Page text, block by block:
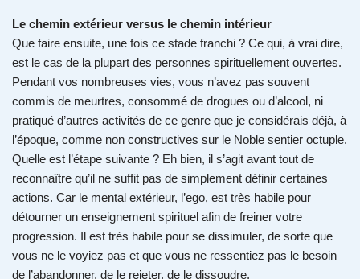
Le chemin extérieur versus le chemin intérieur
Que faire ensuite, une fois ce stade franchi ? Ce qui, à vrai dire,
est le cas de la plupart des personnes spirituellement ouvertes.
Pendant vos nombreuses vies, vous n’avez pas souvent
commis de meurtres, consommé de drogues ou d’alcool, ni
pratiqué d’autres activités de ce genre que je considérais déjà, à
l’époque, comme non constructives sur le Noble sentier octuple.
Quelle est l’étape suivante ? Eh bien, il s’agit avant tout de
reconnaître qu’il ne suffit pas de simplement définir certaines
actions. Car le mental extérieur, l’ego, est très habile pour
détourner un enseignement spirituel afin de freiner votre
progression. Il est très habile pour se dissimuler, de sorte que
vous ne le voyiez pas et que vous ne ressentiez pas le besoin
de l’abandonner, de le rejeter, de le dissoudre.